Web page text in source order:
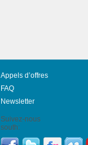
Appels d’offres
FAQ
Newsletter
Suivez-nous
south: